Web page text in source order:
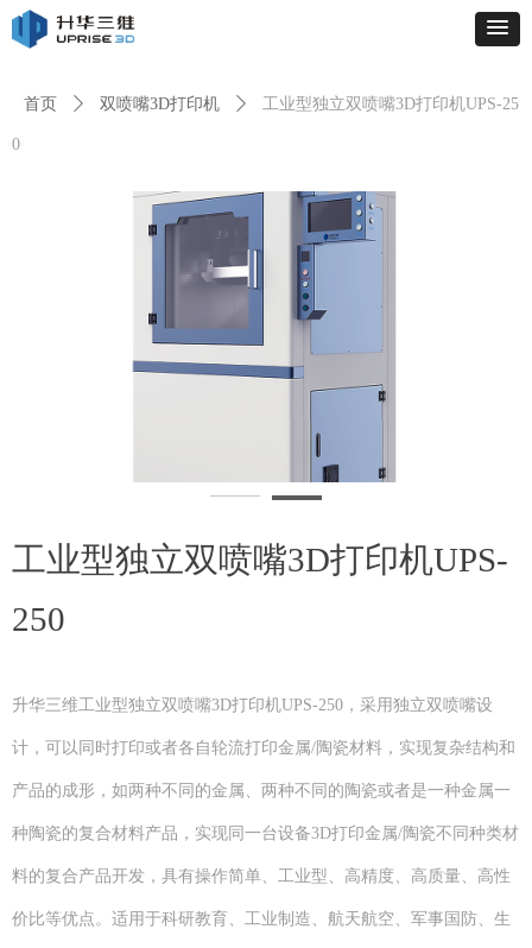
首页 ꄲ 双喷嘴3D打印机 ꄲ 工业型独立双喷嘴3D打印机UPS-25
0
工业型独立双喷嘴3D打印机UPS-
250
升华三维工业型独立双喷嘴3D打印机UPS-250，采用独立双喷嘴设
计，可以同时打印或者各自轮流打印金属/陶瓷材料，实现复杂结构和
产品的成形，如两种不同的金属、两种不同的陶瓷或者是一种金属一
种陶瓷的复合材料产品，实现同一台设备3D打印金属/陶瓷不同种类材
料的复合产品开发，具有操作简单、工业型、高精度、高质量、高性
价比等优点。适用于科研教育、工业制造、航天航空、军事国防、生